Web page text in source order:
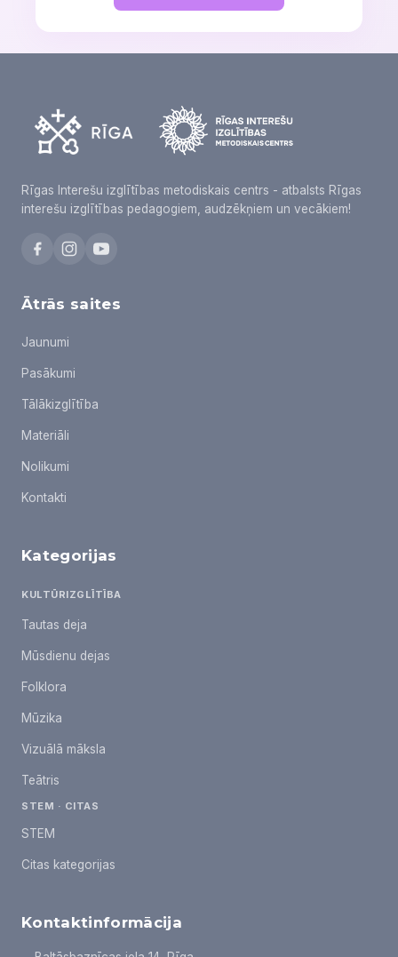
Rīgas Interešu izglītības metodiskais centrs - atbalsts Rīgas
interešu izglītības pedagogiem, audzēkņiem un vecākiem!
Ātrās saites
Jaunumi
Pasākumi
Tālākizglītība
Materiāli
Nolikumi
Kontakti
Kategorijas
KULTŪRIZGLĪTĪBA
Tautas deja
Mūsdienu dejas
Folklora
Mūzika
Vizuālā māksla
Teātris
STEM · CITAS
STEM
Citas kategorijas
Kontaktinformācija